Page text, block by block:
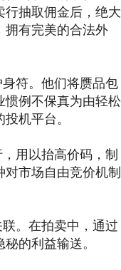
抽取佣金后，绝大
拥有完美的合法外
符。他们将赝品包
惯例不保真为由轻松
机平台。
用以抬高价码，制
市场自由竞价机制
。在拍卖中，通过
的利益输送。